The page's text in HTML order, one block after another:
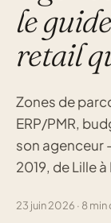
le
retail
Zones de
ERP/PMR,
son agenceur
2019, de Lille
23 juin 2026 · 8